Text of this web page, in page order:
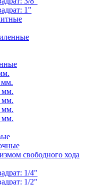
1"
мм.
мм.
мм.
мм.
мм.
свободного хода
1/4"
1/2"